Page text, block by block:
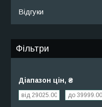
Відгуки
Фільтри
Діапазон цін, ₴